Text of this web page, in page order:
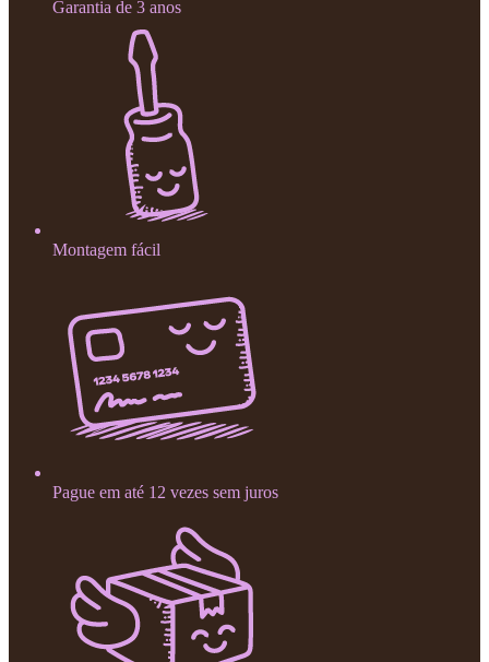
Garantia de 3 anos
Montagem fácil
Pague em até 12 vezes sem juros